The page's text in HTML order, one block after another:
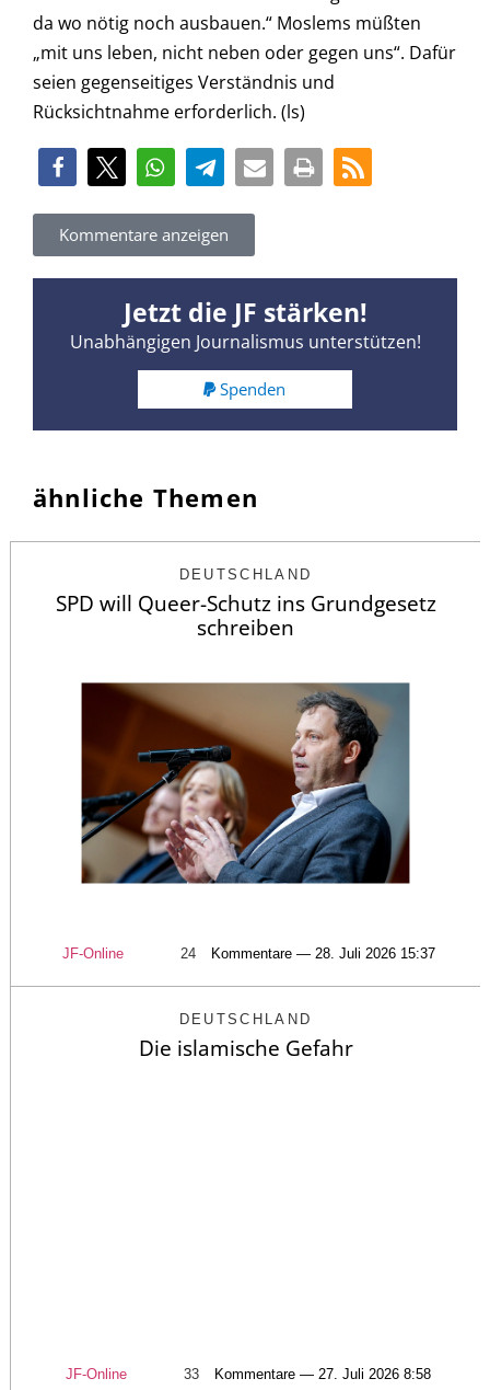
da wo nötig noch ausbauen.“ Moslems müßten
„mit uns leben, nicht neben oder gegen uns“. Dafür
seien gegenseitiges Verständnis und
Rücksichtnahme erforderlich. (ls)
Kommentare anzeigen
Jetzt die JF stärken!
Unabhängigen Journalismus unterstützen!
Spenden
ähnliche Themen
DEUTSCHLAND
SPD will Queer-Schutz ins Grundgesetz
schreiben
JF-Online 24 Kommentare — 28. Juli 2026 15:37
DEUTSCHLAND
Die islamische Gefahr
JF-Online 33 Kommentare — 27. Juli 2026 8:58